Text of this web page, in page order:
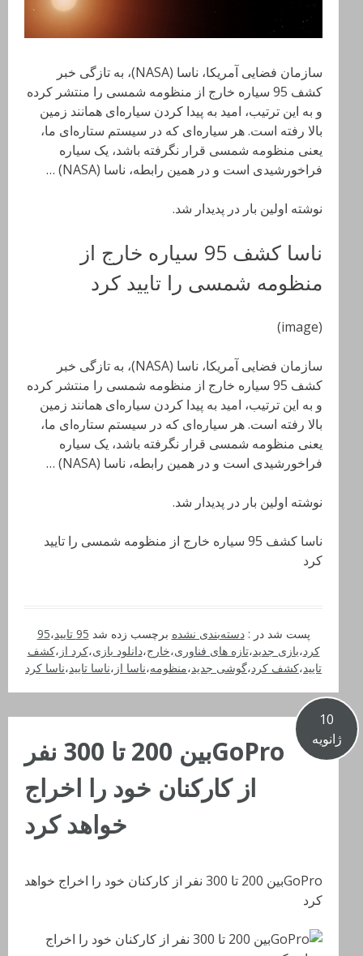
سازمان فضایی آمریکا،‌ ناسا (NASA)، به تازگی خبر
کشف 95 سیاره خارج از منظومه شمسی را منتشر کرده
و به این ترتیب، امید به پیدا کردن سیاره‌ای همانند زمین
بالا رفته است. هر سیاره‌ای که در سیستم ستاره‌ای ما،
یعنی منظومه شمسی قرار نگرفته باشد، یک سیاره
فراخورشیدی است و در همین رابطه،‌ ناسا (NASA) …
نوشته اولین بار در پدیدار شد.
ناسا کشف 95 سیاره خارج از
منظومه شمسی را تایید کرد
سازمان فضایی آمریکا،‌ ناسا (NASA)، به تازگی خبر
کشف 95 سیاره خارج از منظومه شمسی را منتشر کرده
و به این ترتیب، امید به پیدا کردن سیاره‌ای همانند زمین
بالا رفته است. هر سیاره‌ای که در سیستم ستاره‌ای ما،
یعنی منظومه شمسی قرار نگرفته باشد، یک سیاره
فراخورشیدی است و در همین رابطه،‌ ناسا (NASA) …
نوشته اولین بار در پدیدار شد.
ناسا کشف 95 سیاره خارج از منظومه شمسی را تایید
کرد
پست شد در :دسته‌بندی نشده برچسب زده شد95 تایید ،95
کرد،بازی جدید،تازه های فناوری،خارج،دانلود بازی،کرد از، کشف
تایید،کشف کرد ،گوشی جدید،منظومه،ناسا از، ناسا تایید،ناسا کرد
10
ژانویه
GoProبین 200 تا 300 نفر
از کارکنان خود را اخراج
خواهد کرد
GoProبین 200 تا 300 نفر از کارکنان خود را اخراج خواهد
کرد